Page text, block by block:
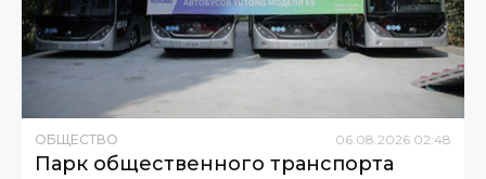
ОБЩЕСТВО 06 08 2026 02:48
Парк общественного транспорта